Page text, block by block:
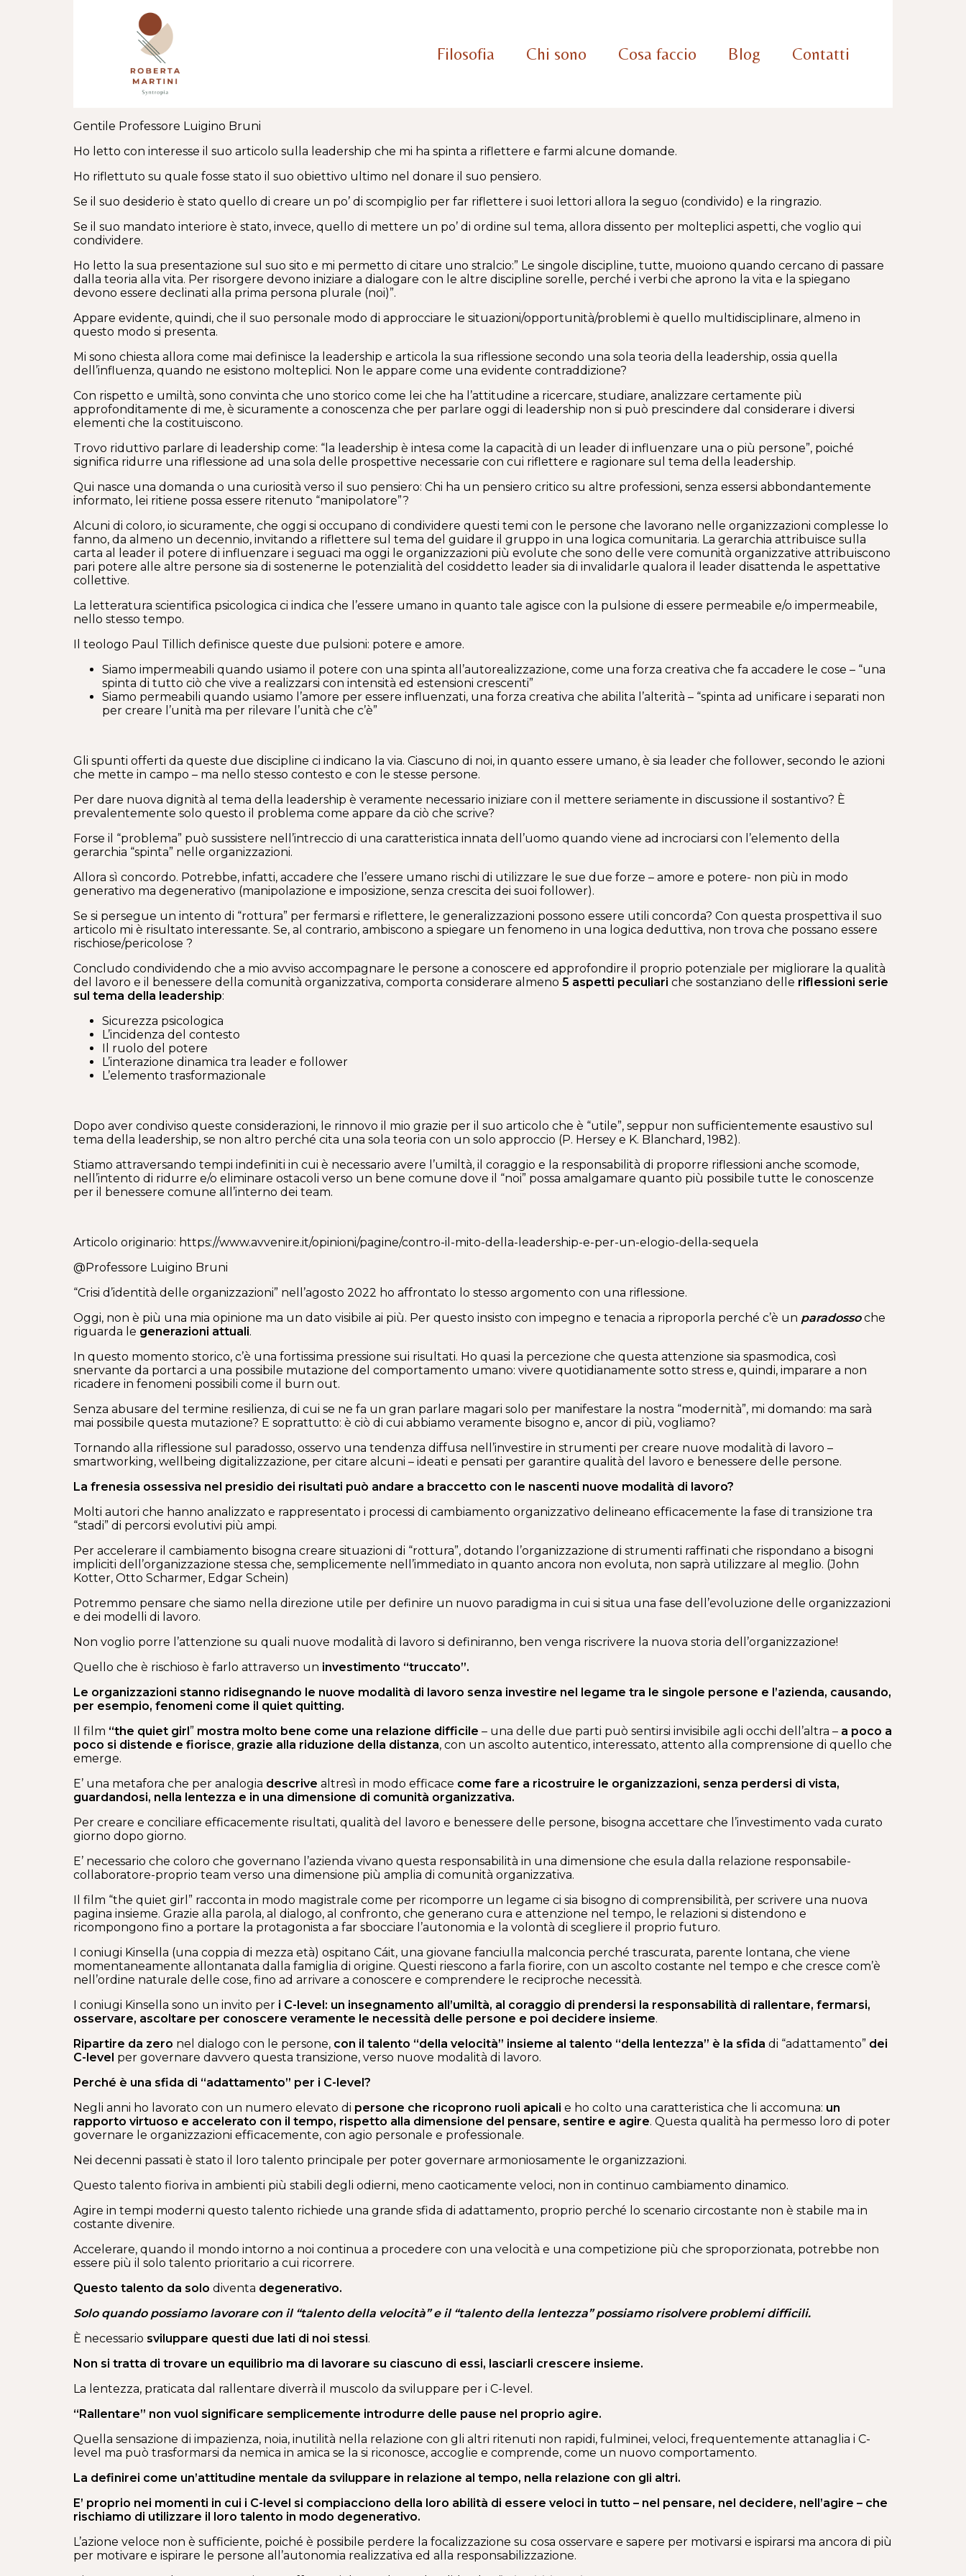
Filosofia Chi sono Cosa faccio Blog Contatti
Gentile Professore Luigino Bruni
Ho letto con interesse il suo articolo sulla leadership che mi ha spinta a riflettere e farmi alcune domande.
Ho riflettuto su quale fosse stato il suo obiettivo ultimo nel donare il suo pensiero.
Se il suo desiderio è stato quello di creare un po’ di scompiglio per far riflettere i suoi lettori allora la seguo (condivido) e la ringrazio.
Se il suo mandato interiore è stato, invece, quello di mettere un po’ di ordine sul tema, allora dissento per molteplici aspetti, che voglio qui
condividere.
Ho letto la sua presentazione sul suo sito e mi permetto di citare uno stralcio:” Le singole discipline, tutte, muoiono quando cercano di passare
dalla teoria alla vita. Per risorgere devono iniziare a dialogare con le altre discipline sorelle, perché i verbi che aprono la vita e la spiegano
devono essere declinati alla prima persona plurale (noi)”.
Appare evidente, quindi, che il suo personale modo di approcciare le situazioni/opportunità/problemi è quello multidisciplinare, almeno in
questo modo si presenta.
Mi sono chiesta allora come mai definisce la leadership e articola la sua riflessione secondo una sola teoria della leadership, ossia quella
dell’influenza, quando ne esistono molteplici. Non le appare come una evidente contraddizione?
Con rispetto e umiltà, sono convinta che uno storico come lei che ha l’attitudine a ricercare, studiare, analizzare certamente più
approfonditamente di me, è sicuramente a conoscenza che per parlare oggi di leadership non si può prescindere dal considerare i diversi
elementi che la costituiscono.
Trovo riduttivo parlare di leadership come: “la leadership è intesa come la capacità di un leader di influenzare una o più persone”, poiché
significa ridurre una riflessione ad una sola delle prospettive necessarie con cui riflettere e ragionare sul tema della leadership.
Qui nasce una domanda o una curiosità verso il suo pensiero: Chi ha un pensiero critico su altre professioni, senza essersi abbondantemente
informato, lei ritiene possa essere ritenuto “manipolatore”?
Alcuni di coloro, io sicuramente, che oggi si occupano di condividere questi temi con le persone che lavorano nelle organizzazioni complesse lo
fanno, da almeno un decennio, invitando a riflettere sul tema del guidare il gruppo in una logica comunitaria. La gerarchia attribuisce sulla
carta al leader il potere di influenzare i seguaci ma oggi le organizzazioni più evolute che sono delle vere comunità organizzative attribuiscono
pari potere alle altre persone sia di sostenerne le potenzialità del cosiddetto leader sia di invalidarle qualora il leader disattenda le aspettative
collettive.
La letteratura scientifica psicologica ci indica che l’essere umano in quanto tale agisce con la pulsione di essere permeabile e/o impermeabile,
nello stesso tempo.
Il teologo Paul Tillich definisce queste due pulsioni: potere e amore.
Siamo impermeabili quando usiamo il potere con una spinta all’autorealizzazione, come una forza creativa che fa accadere le cose – “una
spinta di tutto ciò che vive a realizzarsi con intensità ed estensioni crescenti”
Siamo permeabili quando usiamo l’amore per essere influenzati, una forza creativa che abilita l’alterità – “spinta ad unificare i separati non
per creare l’unità ma per rilevare l’unità che c’è”
Gli spunti offerti da queste due discipline ci indicano la via. Ciascuno di noi, in quanto essere umano, è sia leader che follower, secondo le azioni
che mette in campo – ma nello stesso contesto e con le stesse persone.
Per dare nuova dignità al tema della leadership è veramente necessario iniziare con il mettere seriamente in discussione il sostantivo? È
prevalentemente solo questo il problema come appare da ciò che scrive?
Forse il “problema” può sussistere nell’intreccio di una caratteristica innata dell’uomo quando viene ad incrociarsi con l’elemento della
gerarchia “spinta” nelle organizzazioni.
Allora sì concordo. Potrebbe, infatti, accadere che l’essere umano rischi di utilizzare le sue due forze – amore e potere- non più in modo
generativo ma degenerativo (manipolazione e imposizione, senza crescita dei suoi follower).
Se si persegue un intento di “rottura” per fermarsi e riflettere, le generalizzazioni possono essere utili concorda? Con questa prospettiva il suo
articolo mi è risultato interessante. Se, al contrario, ambiscono a spiegare un fenomeno in una logica deduttiva, non trova che possano essere
rischiose/pericolose ?
Concludo condividendo che a mio avviso accompagnare le persone a conoscere ed approfondire il proprio potenziale per migliorare la qualità
del lavoro e il benessere della comunità organizzativa, comporta considerare almeno 5 aspetti peculiari che sostanziano delle riflessioni serie
sul tema della leadership:
Sicurezza psicologica
L’incidenza del contesto
Il ruolo del potere
L’interazione dinamica tra leader e follower
L’elemento trasformazionale
Dopo aver condiviso queste considerazioni, le rinnovo il mio grazie per il suo articolo che è “utile”, seppur non sufficientemente esaustivo sul
tema della leadership, se non altro perché cita una sola teoria con un solo approccio (P. Hersey e K. Blanchard, 1982).
Stiamo attraversando tempi indefiniti in cui è necessario avere l’umiltà, il coraggio e la responsabilità di proporre riflessioni anche scomode,
nell’intento di ridurre e/o eliminare ostacoli verso un bene comune dove il “noi” possa amalgamare quanto più possibile tutte le conoscenze
per il benessere comune all’interno dei team.
Articolo originario: https://www.avvenire.it/opinioni/pagine/contro-il-mito-della-leadership-e-per-un-elogio-della-sequela
@Professore Luigino Bruni
“Crisi d’identità delle organizzazioni” nell’agosto 2022 ho affrontato lo stesso argomento con una riflessione.
Oggi, non è più una mia opinione ma un dato visibile ai più. Per questo insisto con impegno e tenacia a riproporla perché c’è un paradossoche
riguarda le generazioni attuali.
In questo momento storico, c’è una fortissima pressione sui risultati. Ho quasi la percezione che questa attenzione sia spasmodica, così
snervante da portarci a una possibile mutazione del comportamento umano: vivere quotidianamente sotto stress e, quindi, imparare a non
ricadere in fenomeni possibili come il burn out.
Senza abusare del termine resilienza, di cui se ne fa un gran parlare magari solo per manifestare la nostra “modernità”, mi domando: ma sarà
mai possibile questa mutazione? E soprattutto: è ciò di cui abbiamo veramente bisogno e, ancor di più, vogliamo?
Tornando alla riflessione sul paradosso, osservo una tendenza diffusa nell’investire in strumenti per creare nuove modalità di lavoro –
smartworking, wellbeing digitalizzazione, per citare alcuni – ideati e pensati per garantire qualità del lavoro e benessere delle persone.
La frenesia ossessiva nel presidio dei risultati può andare a braccetto con le nascenti nuove modalità di lavoro?
Molti autori che hanno analizzato e rappresentato i processi di cambiamento organizzativo delineano efficacemente la fase di transizione tra
“stadi” di percorsi evolutivi più ampi.
Per accelerare il cambiamento bisogna creare situazioni di “rottura”, dotando l’organizzazione di strumenti raffinati che rispondano a bisogni
impliciti dell’organizzazione stessa che, semplicemente nell’immediato in quanto ancora non evoluta, non saprà utilizzare al meglio. (John
Kotter, Otto Scharmer, Edgar Schein)
Potremmo pensare che siamo nella direzione utile per definire un nuovo paradigma in cui si situa una fase dell’evoluzione delle organizzazioni
e dei modelli di lavoro.
Non voglio porre l’attenzione su quali nuove modalità di lavoro si definiranno, ben venga riscrivere la nuova storia dell’organizzazione!
Quello che è rischioso è farlo attraverso un investimento “truccato”.
Le organizzazioni stanno ridisegnando le nuove modalità di lavoro senza investire nel legame tra le singole persone e l’azienda, causando,
per esempio, fenomeni come il quiet quitting.
Il film “the quiet girl” mostra molto bene come una relazione difficile – una delle due parti può sentirsi invisibile agli occhi dell’altra – a poco a
poco si distende e fiorisce, grazie alla riduzione della distanza, con un ascolto autentico, interessato, attento alla comprensione di quello che
emerge.
E’ una metafora che per analogia descrive altresì in modo efficace come fare a ricostruire le organizzazioni, senza perdersi di vista,
guardandosi, nella lentezza e in una dimensione di comunità organizzativa.
Per creare e conciliare efficacemente risultati, qualità del lavoro e benessere delle persone, bisogna accettare che l’investimento vada curato
giorno dopo giorno.
E’ necessario che coloro che governano l’azienda vivano questa responsabilità in una dimensione che esula dalla relazione responsabile-
collaboratore-proprio team verso una dimensione più amplia di comunità organizzativa.
Il film “the quiet girl” racconta in modo magistrale come per ricomporre un legame ci sia bisogno di comprensibilità, per scrivere una nuova
pagina insieme. Grazie alla parola, al dialogo, al confronto, che generano cura e attenzione nel tempo, le relazioni si distendono e
ricompongono fino a portare la protagonista a far sbocciare l’autonomia e la volontà di scegliere il proprio futuro.
I coniugi Kinsella (una coppia di mezza età) ospitano Cáit, una giovane fanciulla malconcia perché trascurata, parente lontana, che viene
momentaneamente allontanata dalla famiglia di origine. Questi riescono a farla fiorire, con un ascolto costante nel tempo e che cresce com’è
nell’ordine naturale delle cose, fino ad arrivare a conoscere e comprendere le reciproche necessità.
I coniugi Kinsella sono un invito per i C-level: un insegnamento all’umiltà, al coraggio di prendersi la responsabilità di rallentare, fermarsi,
osservare, ascoltare per conoscere veramente le necessità delle persone e poi decidere insieme.
Ripartire da zero nel dialogo con le persone, con il talento “della velocità” insieme al talento “della lentezza” è la sfida di “adattamento” dei
C-level per governare davvero questa transizione, verso nuove modalità di lavoro.
Perché è una sfida di “adattamento” per i C-level?
Negli anni ho lavorato con un numero elevato di persone che ricoprono ruoli apicali e ho colto una caratteristica che li accomuna: un
rapporto virtuoso e accelerato con il tempo, rispetto alla dimensione del pensare, sentire e agire. Questa qualità ha permesso loro di poter
governare le organizzazioni efficacemente, con agio personale e professionale.
Nei decenni passati è stato il loro talento principale per poter governare armoniosamente le organizzazioni.
Questo talento fioriva in ambienti più stabili degli odierni, meno caoticamente veloci, non in continuo cambiamento dinamico.
Agire in tempi moderni questo talento richiede una grande sfida di adattamento, proprio perché lo scenario circostante non è stabile ma in
costante divenire.
Accelerare, quando il mondo intorno a noi continua a procedere con una velocità e una competizione più che sproporzionata, potrebbe non
essere più il solo talento prioritario a cui ricorrere.
Questo talento da solo diventa degenerativo.
Solo quando possiamo lavorare con il “talento della velocità” e il “talento della lentezza” possiamo risolvere problemi difficili.
È necessario sviluppare questi due lati di noi stessi.
Non si tratta di trovare un equilibrio ma di lavorare su ciascuno di essi, lasciarli crescere insieme.
La lentezza, praticata dal rallentare diverrà il muscolo da sviluppare per i C-level.
“Rallentare” non vuol significare semplicemente introdurre delle pause nel proprio agire.
Quella sensazione di impazienza, noia, inutilità nella relazione con gli altri ritenuti non rapidi, fulminei, veloci, frequentemente attanaglia i C-
level ma può trasformarsi da nemica in amica se la si riconosce, accoglie e comprende, come un nuovo comportamento.
La definirei come un’attitudine mentale da sviluppare in relazione al tempo, nella relazione con gli altri.
E’ proprio nei momenti in cui i C-level si compiacciono della loro abilità di essere veloci in tutto – nel pensare, nel decidere, nell’agire – che
rischiamo di utilizzare il loro talento in modo degenerativo.
L’azione veloce non è sufficiente, poiché è possibile perdere la focalizzazione su cosa osservare e sapere per motivarsi e ispirarsi ma ancora di più
per motivare e ispirare le persone all’autonomia realizzativa ed alla responsabilizzazione.